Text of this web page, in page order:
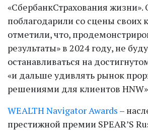
«СбербанкСтрахования жизни».
поблагодарили со сцены своих
отметили, что,
результаты» в 2024 году, не
останавливаться на
«и дальше удивлять рынок
решениями для клиентов
WEALTH Navigator Awards –
престижной премии SPEAR’S